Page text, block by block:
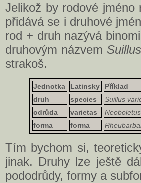
Jelikož by rodové
přidává se i druhové
rod + druh nazývá
druhovým názvem
strakoš.
Jednotka Latinsky
Příklad
druh
species
Suillus
odrůda
varietas
forma
forma
Tím bychom si,
jinak. Druhy lze ještě
pododrůdy, formy a